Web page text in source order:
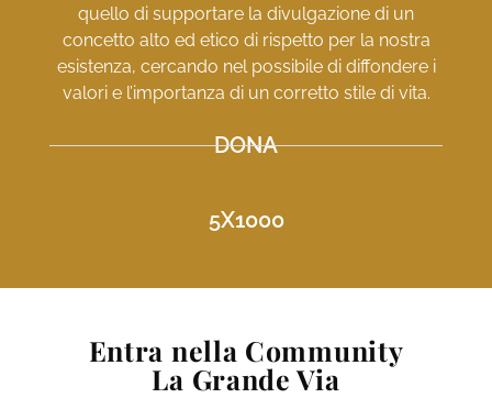
quello di supportare la divulgazione di un
concetto alto ed etico di rispetto per la nostra
esistenza, cercando nel possibile di diffondere i
valori e l’importanza di un corretto stile di vita.
DONA
5X1000
Entra nella Community
La Grande Via